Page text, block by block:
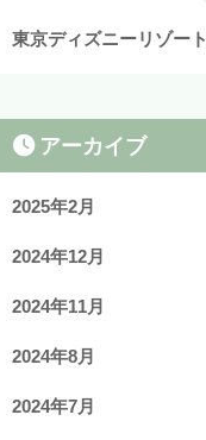
東京ディズニーリゾート
アーカイブ
2025年2月
2024年12月
2024年11月
2024年8月
2024年7月